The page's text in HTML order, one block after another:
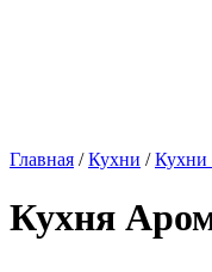
Главная /Кухни /Кухни
Кухня